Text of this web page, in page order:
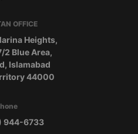
OFFICE
Heights,
2 Blue Area,
Islamabad
44000
944-6733